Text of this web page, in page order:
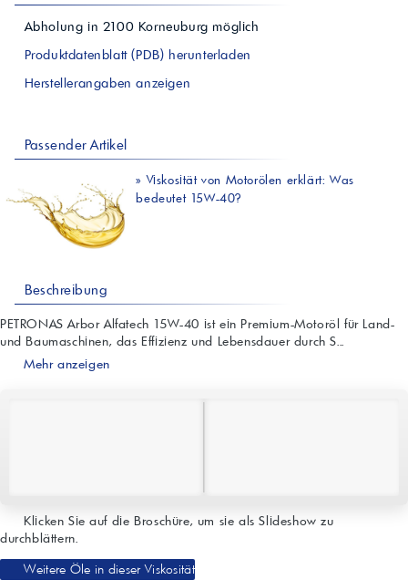
Abholung in 2100 Korneuburg möglich
Produktdatenblatt (PDB) herunterladen
Herstellerangaben anzeigen
Passender Artikel
» Viskosität von Motorölen erklärt: Was
bedeutet 15W-40?
Beschreibung
PETRONAS Arbor Alfatech 15W-40 ist ein Premium-Motoröl für Land-
und Baumaschinen, das Effizienz und Lebensdauer durch S...
Mehr anzeigen
Klicken Sie auf die Broschüre, um sie als Slideshow zu
durchblättern.
Weitere Öle in dieser Viskosität